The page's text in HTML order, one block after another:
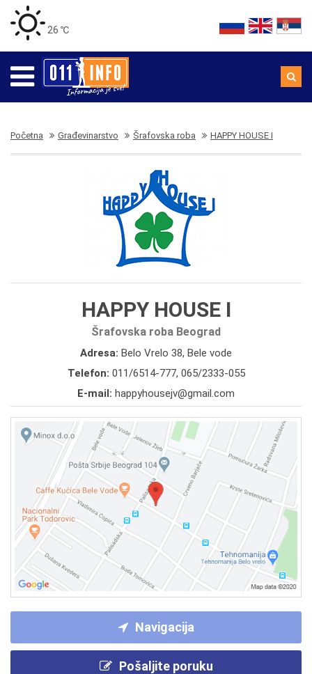
26 ℃
Početna Građevinarstvo Šrafovska roba HAPPY HOUSE I
HAPPY HOUSE I
Šrafovska roba Beograd
Adresa: Belo Vrelo 38, Bele vode
Telefon: 011/6514-777, 065/2333-055
E-mail: happyhousejv@gmail.com
Navigacija
Pošaljite poruku